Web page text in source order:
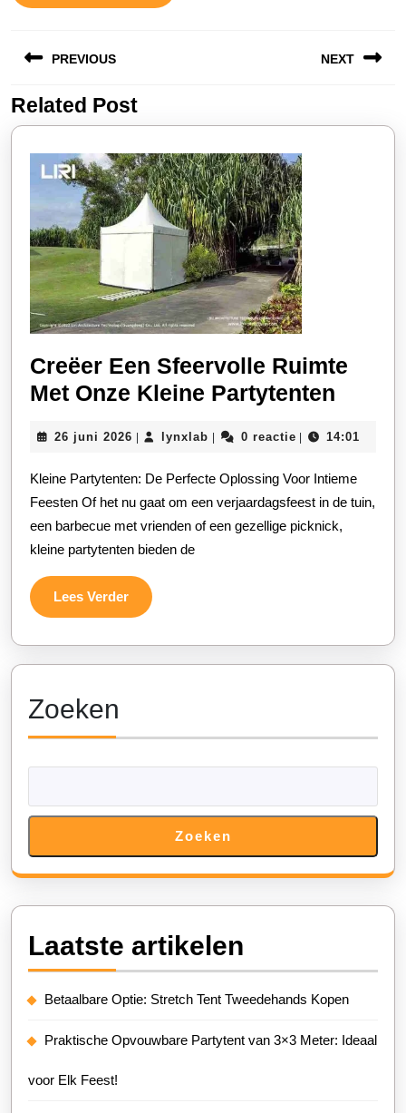
PREVIOUS
Vorige
bericht:
NEXT
bericht:
Related Post
Creëer Een Sfeervolle Ruimte
Met Onze Kleine Partytenten
Met
Onze
26 juni 2026 26
| lynxlab lynxlab
| 0 reactie | 14:01
Kleine Partytenten: De Perfecte Oplossing Voor Intieme
Feesten Of het nu gaat om een verjaardagsfeest in de tuin,
een barbecue met vrienden of een gezellige picknick,
kleine partytenten bieden de
Lees VerderLees
Verder
Zoeken
Zoeken
Laatste artikelen
Betaalbare Optie: Stretch Tent Tweedehands Kopen
Praktische Opvouwbare Partytent van 3×3 Meter: Ideaal
voor Elk Feest!